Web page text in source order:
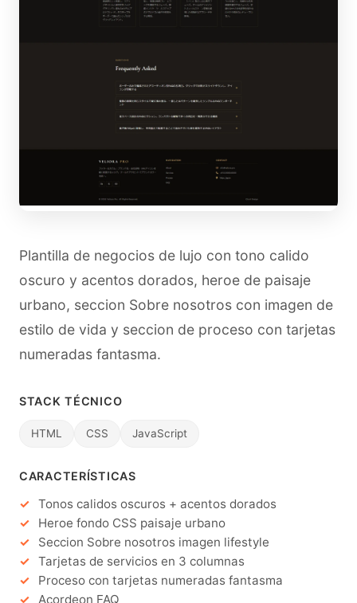
Plantilla de negocios de lujo con tono calido
oscuro y acentos dorados, heroe de paisaje
urbano, seccion Sobre nosotros con imagen de
estilo de vida y seccion de proceso con tarjetas
numeradas fantasma.
STACK TÉCNICO
HTML CSS JavaScript
CARACTERÍSTICAS
Tonos calidos oscuros + acentos dorados
Heroe fondo CSS paisaje urbano
Seccion Sobre nosotros imagen lifestyle
Tarjetas de servicios en 3 columnas
Proceso con tarjetas numeradas fantasma
Acordeon FAQ